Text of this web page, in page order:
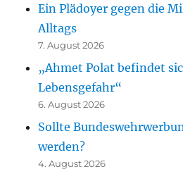
Ein Plädoyer gegen die
Alltags
7. August 2026
„Ahmet Polat befindet
Lebensgefahr“
6. August 2026
Sollte
werden?
4. August 2026